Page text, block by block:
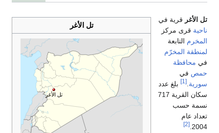
تل الأغر
تل الأغر
تل الأغر قرية في
ناحية قرى مركز
المخرم التابعة
لمنطقة المخرّم
في محافظة
حمص في
سورية [1]
بلغ عدد
سكان القرية 717
نسمة حسب
تعداد عام
2004.
[2]